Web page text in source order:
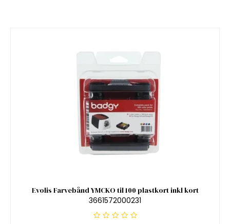
Evolis Farvebånd YMCKO til 100 plastkort inkl kort
3661572000231